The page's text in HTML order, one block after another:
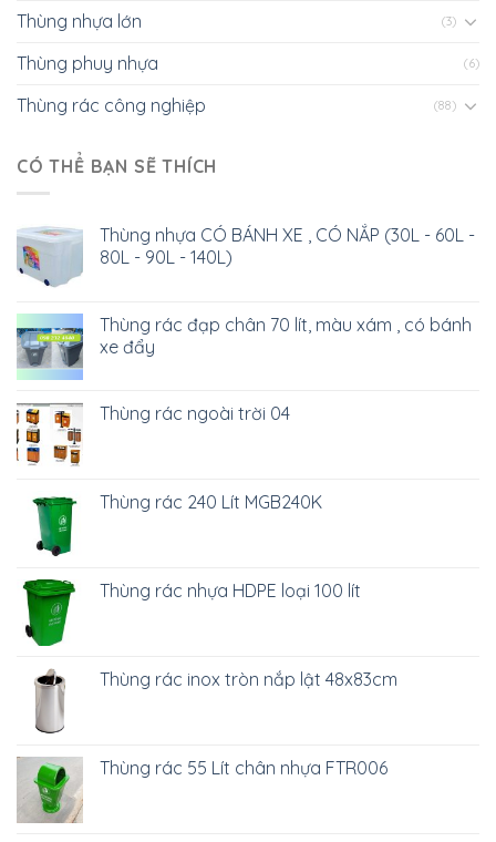
Thùng nhựa lớn (3)
Thùng phuy nhựa (6)
Thùng rác công nghiệp (88)
CÓ THỂ BẠN SẼ THÍCH
Thùng nhựa CÓ BÁNH XE , CÓ NẮP (30L - 60L -
80L - 90L - 140L)
Thùng rác đạp chân 70 lít, màu xám , có bánh
xe đẩy
Thùng rác ngoài trời 04
Thùng rác 240 Lít MGB240K
Thùng rác nhựa HDPE loại 100 lít
Thùng rác inox tròn nắp lật 48x83cm
Thùng rác 55 Lít chân nhựa FTR006